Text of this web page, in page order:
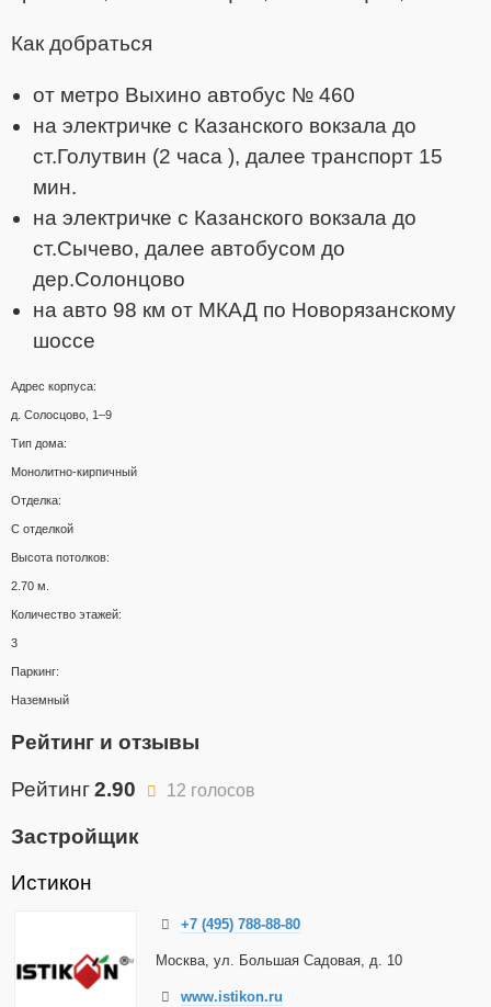
Как добраться
от метро Выхино автобус № 460
на электричке с Казанского вокзала до
ст.Голутвин (2 часа ), далее транспорт 15
мин.
на электричке с Казанского вокзала до
ст.Сычево, далее автобусом до
дер.Солонцово
на авто 98 км от МКАД по Новорязанскому
шоссе
Адрес корпуса:
д. Солосцово, 1–9
Тип дома:
Монолитно-кирпичный
Отделка:
С отделкой
Высота потолков:
2.70 м.
Количество этажей:
3
Паркинг:
Наземный
Рейтинг и отзывы
Рейтинг2.90 12 голосов
Застройщик
Истикон
+7 (495) 788-88-80
Москва, ул. Большая Садовая, д. 10
www.istikon.ru